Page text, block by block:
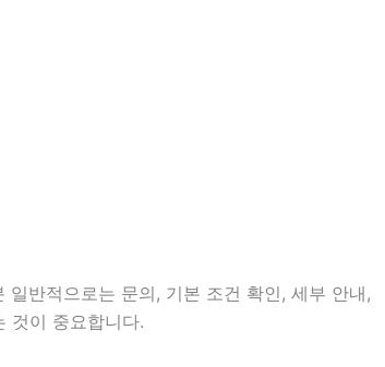
반적으로는 문의, 기본 조건 확인, 세부 안내,
것이 중요합니다.